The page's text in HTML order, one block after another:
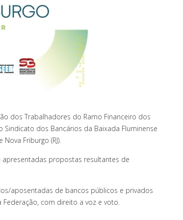
dos Trabalhadores do Ramo Financeiro dos
Sindicato dos Bancários da Baixada Fluminense
Friburgo (RJ).
apresentadas propostas resultantes de
aposentadas de bancos públicos e privados
com direito a voz e voto.